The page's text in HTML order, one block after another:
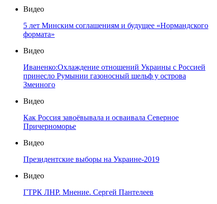
Видео
5 лет Минским соглашениям и будущее «Нормандского
формата»
Видео
Иваненко:Охлаждение отношений Украины с Россией
принесло Румынии газоносный шельф у острова
Змеиного
Видео
Как Россия завоёвывала и осваивала Северное
Причерноморье
Видео
Президентские выборы на Украине-2019
Видео
ГТРК ЛНР. Мнение. Сергей Пантелеев